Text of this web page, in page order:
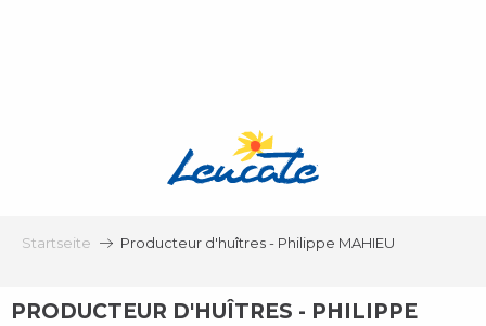
Startseite Producteur d'huîtres - Philippe MAHIEU
PRODUCTEUR D'HUÎTRES - PHILIPPE